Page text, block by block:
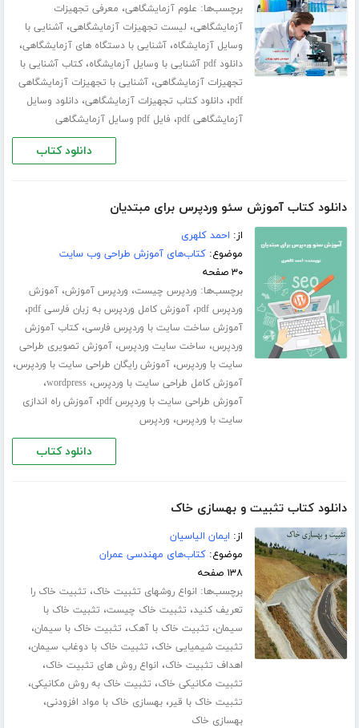
برچسب‌ها: علوم آزمایشگاهی، معرفی تجهیزات
آزمایشگاهی، لیست تجهیزات آزمایشگاهی،آشنایی با
وسایل آزمایشگاه،آشنایی با دستگاه های آزمایشگاهی،
دانلود pdf آشنایی با وسایل آزمایشگاه ،کتاب آشنایی با
تجهیزات آزمایشگاهی،آشنایی با تجهیزات آزمایشگاهی
pdf،دانلود کتاب تجهیزات آزمایشگاهی،دانلود وسایل
آزمایشگاهی pdf
، فایل pdf وسایل آزمایشگاهی
دانلود کتاب
دانلود کتاب آموزش سئو وردپرس برای مبتدیان
از: احمد کلهری
موضوع:کتاب‌های آموزش طراحی وب سایت
۳۰ صفحه
برچسب‌ها: وردپرس چیست، وردپرس آموزش،آموزش
وردپرس pdf
،آموزش کامل وردپرس به زبان فارسی pdf ،
آموزش ساخت سایت با وردپرس فارسی،کتاب آموزش
وردپرس، ساخت سایت وردپرس،آموزش تصویری طراحی
سایت با وردپرس،آموزش رایگان طراحی سایت با وردپرس،
آموزش کامل طراحی سایت با وردپرس،wordpress،
آموزش طراحی سایت با وردپرس pdf ،آموزش راه اندازی
سایت با وردپرس، وردپرس
دانلود کتاب
دانلود کتاب تثبیت و بهسازی خاک
از: ایمان الیاسیان
موضوع:کتاب‌های مهندسی عمران
۱۳۸ صفحه
برچسب‌ها: انواع روشهای تثبیت خاک، تثبیت خاک را
تعریف کنید، تثبیت خاک چیست، تثبیت خاک با
سیمان، تثبیت خاک با آهک، تثبیت خاک با سیمان،
تثبیت شیمیایی خاک، تثبیت خاک با دوغاب سیمان،
اهداف تثبیت خاک، انواع روش های تثبیت خاک،
تثبیت مکانیکی خاک، تثبیت خاک به روش مکانیکی،
تثبیت خاک با قیر،بهسازی خاک با مواد افزودنی،
بهسازی خاک